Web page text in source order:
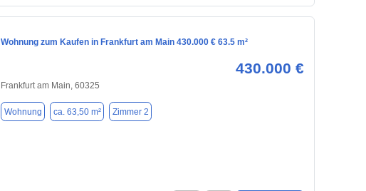
Wohnung zum Kaufen in Frankfurt am Main 430.000 € 63.5 m²
430.000 €
Frankfurt am Main, 60325
Wohnung ca. 63,50 m² Zimmer 2